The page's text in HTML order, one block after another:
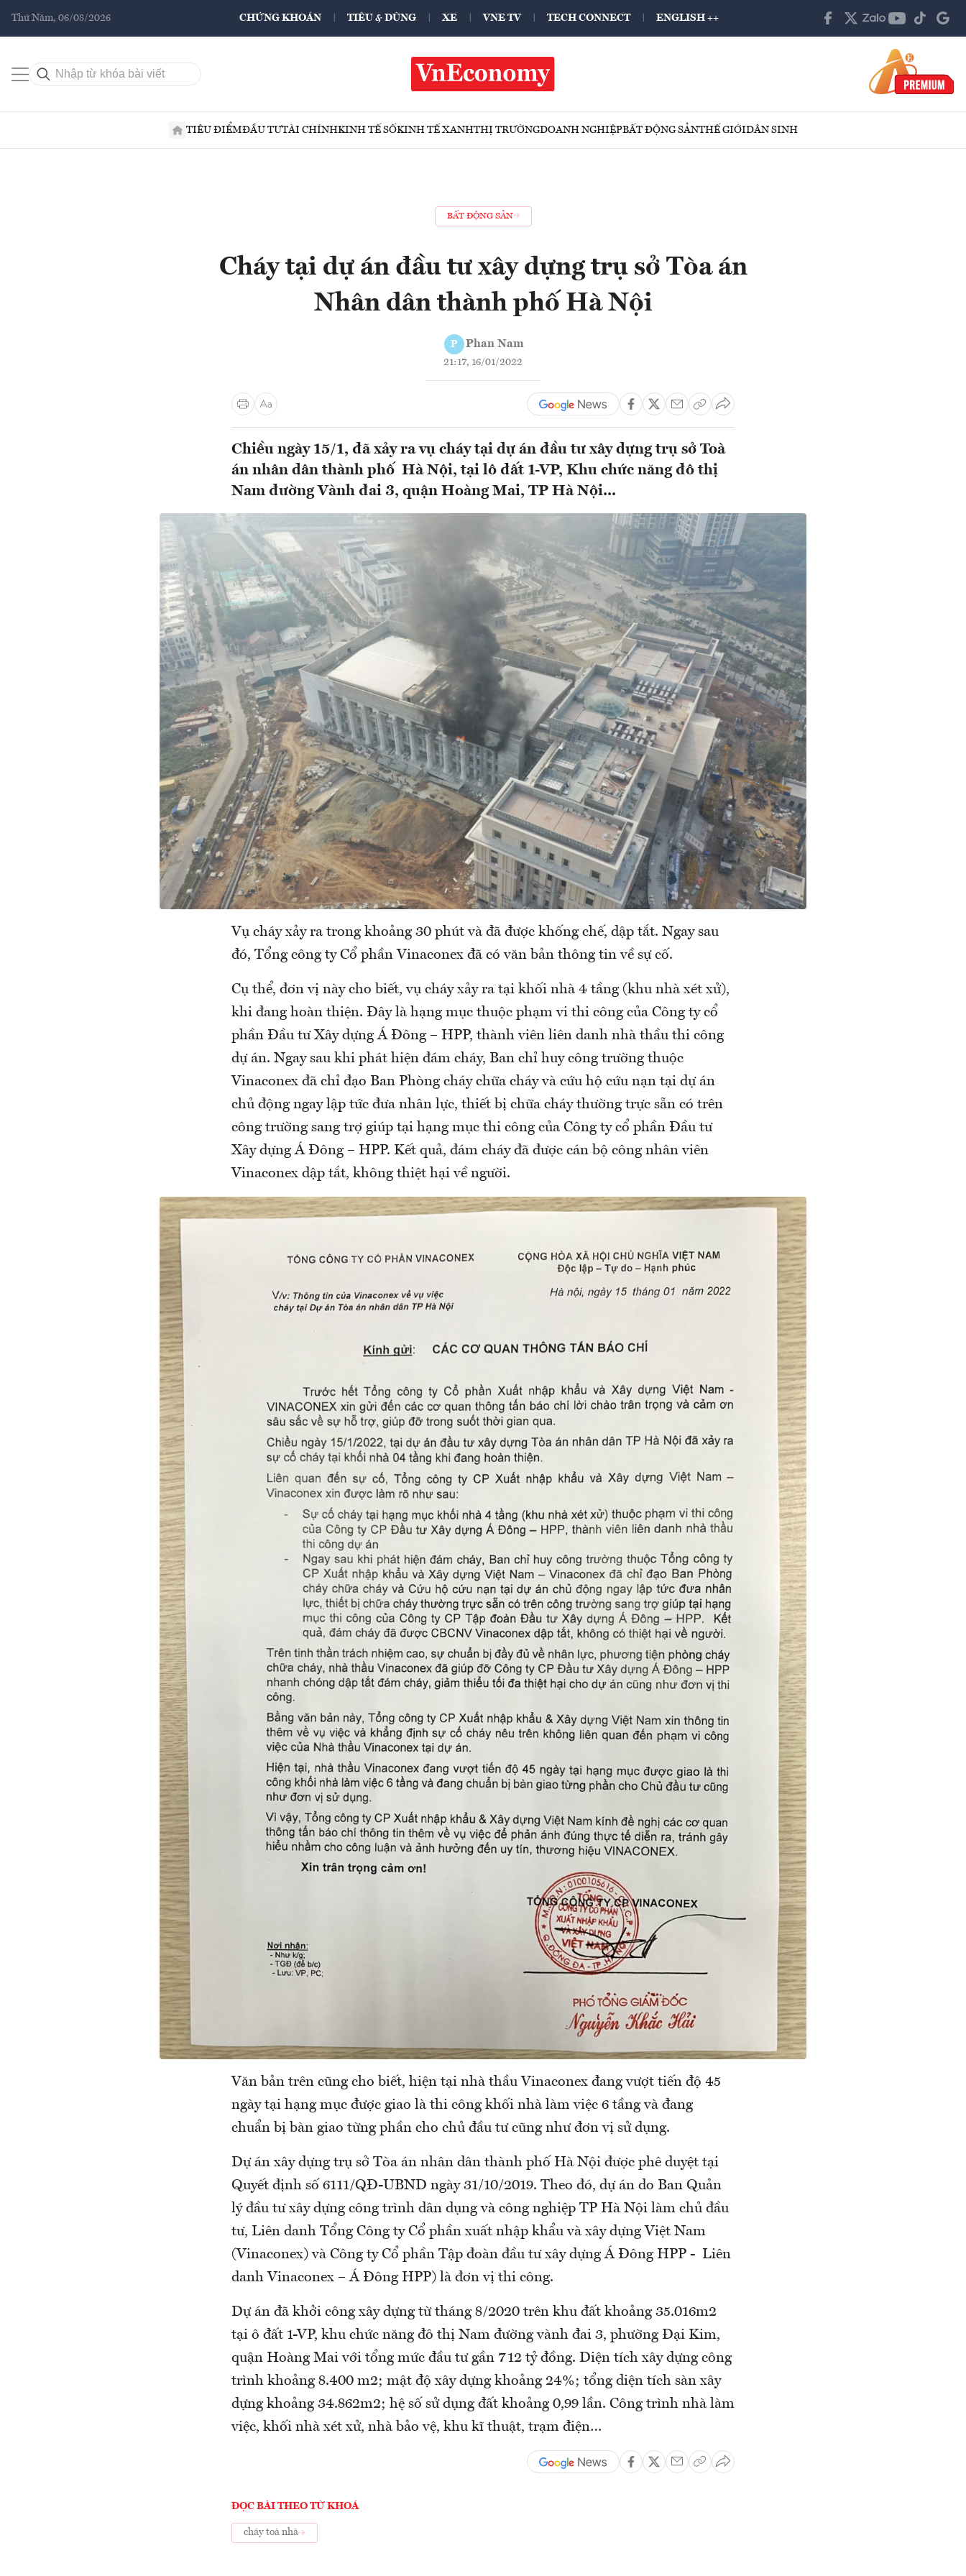
Thứ Năm, 06/08/2026 CHỨNG KHOÁN TIÊU & DÙNG XE VNE TV TECH CONNECT ENGLISH ++
TIÊU ĐIỂMĐẦU TƯTÀI CHÍNHKINH TẾ SỐKINH TẾ XANHTHỊ TRƯỜNGDOANH NGHIỆPBẤT ĐỘNG SẢNTHẾ GIỚIDÂN SINH
BẤT ĐỘNG SẢN
Cháy tại dự án đầu tư xây dựng trụ sở Tòa án
Nhân dân thành phố Hà Nội
P Phan Nam
21:17, 16/01/2022
Chiều ngày 15/1, đã xảy ra vụ cháy tại dự án đầu tư xây dựng trụ sở Toà
án nhân dân thành phố Hà Nội, tại lô đất 1-VP, Khu chức năng đô thị
Nam đường Vành đai 3, quận Hoàng Mai, TP Hà Nội...
Vụ cháy xảy ra trong khoảng 30 phút và đã được khống chế, dập tắt. Ngay sau
đó, Tổng công ty Cổ phần Vinaconex đã có văn bản thông tin về sự cố.
Cụ thể, đơn vị này cho biết, vụ cháy xảy ra tại khối nhà 4 tầng (khu nhà xét xử),
khi đang hoàn thiện. Đây là hạng mục thuộc phạm vi thi công của Công ty cổ
phần Đầu tư Xây dựng Á Đông – HPP, thành viên liên danh nhà thầu thi công
dự án. Ngay sau khi phát hiện đám cháy, Ban chỉ huy công trường thuộc
Vinaconex đã chỉ đạo Ban Phòng cháy chữa cháy và cứu hộ cứu nạn tại dự án
chủ động ngay lập tức đưa nhân lực, thiết bị chữa cháy thường trực sẵn có trên
công trường sang trợ giúp tại hạng mục thi công của Công ty cổ phần Đầu tư
Xây dựng Á Đông – HPP. Kết quả, đám cháy đã được cán bộ công nhân viên
Vinaconex dập tắt, không thiệt hại về người.
Văn bản trên cũng cho biết, hiện tại nhà thầu Vinaconex đang vượt tiến độ 45
ngày tại hạng mục được giao là thi công khối nhà làm việc 6 tầng và đang
chuẩn bị bàn giao từng phần cho chủ đầu tư cũng như đơn vị sử dụng.
Dự án xây dựng trụ sở Tòa án nhân dân thành phố Hà Nội được phê duyệt tại
Quyết định số 6111/QĐ-UBND ngày 31/10/2019. Theo đó, dự án do Ban Quản
lý đầu tư xây dựng công trình dân dụng và công nghiệp TP Hà Nội làm chủ đầu
tư, Liên danh Tổng Công ty Cổ phần xuất nhập khẩu và xây dựng Việt Nam
(Vinaconex) và Công ty Cổ phần Tập đoàn đầu tư xây dựng Á Đông HPP - Liên
danh Vinaconex – Á Đông HPP) là đơn vị thi công.
Dự án đã khởi công xây dựng từ tháng 8/2020 trên khu đất khoảng 35.016m2
tại ô đất 1-VP, khu chức năng đô thị Nam đường vành đai 3, phường Đại Kim,
quận Hoàng Mai với tổng mức đầu tư gần 712 tỷ đồng. Diện tích xây dựng công
trình khoảng 8.400 m2; mật độ xây dựng khoảng 24%; tổng diện tích sàn xây
dựng khoảng 34.862m2; hệ số sử dụng đất khoảng 0,99 lần. Công trình nhà làm
việc, khối nhà xét xử, nhà bảo vệ, khu kĩ thuật, trạm điện…
ĐỌC BÀI THEO TỪ KHOÁ
cháy toà nhà